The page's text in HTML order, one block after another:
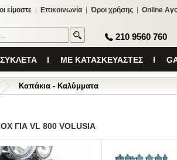
είμαστε Επικοινωνία Όροι χρήσης Online
210 9560 760
ΜΕ ΚΑΤΑΣΚΕΥΑΣΤΕΣ
Καπάκια - Καλύμματα
ΓΙΑ VL 800 VOLUSIA